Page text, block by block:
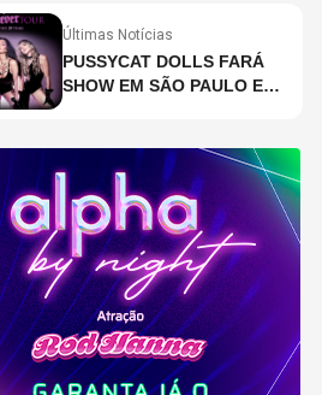
Últimas Notícias
PUSSYCAT DOLLS FARÁ
SHOW EM SÃO PAULO EM